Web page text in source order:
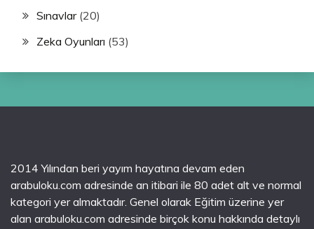
Sınavlar(20)
Zeka Oyunları (53)
2014 Yılından beri yayım hayatına devam eden
arabuloku.com adresinde an itibari ile 80 adet alt ve normal
kategori yer almaktadır. Genel olarak Eğitim üzerine yer
alan arabuloku.com adresinde birçok konu hakkında detaylı